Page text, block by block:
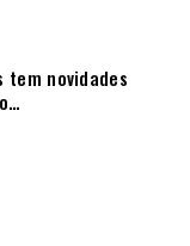
tem novidades